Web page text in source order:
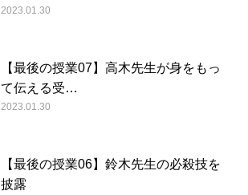
2023.01.30
【最後の授業07】高木先生が身をもっ
て伝える受…
2023.01.30
【最後の授業06】鈴木先生の必殺技を
披露